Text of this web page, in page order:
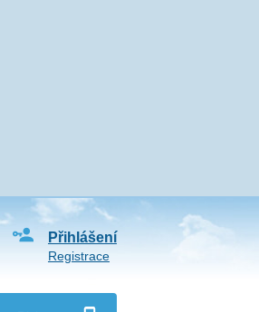
Přihlášení
Registrace